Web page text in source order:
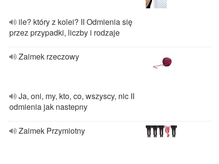
ile? który z kolei? II Odmienia się
przez przypadki, liczby i rodzaje
Zaimek rzeczowy
Ja, oni, my, kto, co, wszyscy, nic II
odmienia jak nastepny
Zaimek Przymiotny